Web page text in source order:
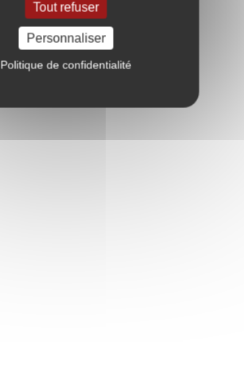
Tout refuser
Personnaliser
Politique de confidentialité